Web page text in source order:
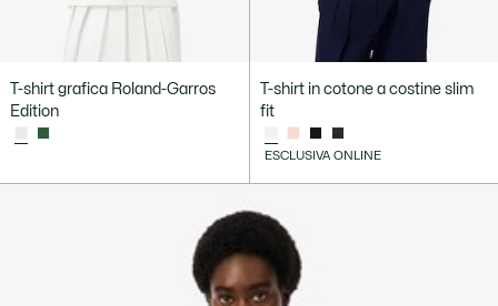
T-shirt grafica Roland-Garros
Edition
T-shirt in cotone a costine slim
fit
ESCLUSIVA ONLINE